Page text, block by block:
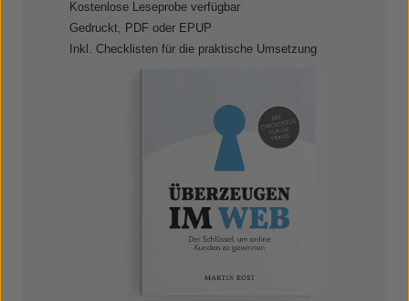
Kostenlose Leseprobe verfügbar
Gedruckt, PDF oder EPUP
Inkl. Checklisten für die praktische Umsetzung